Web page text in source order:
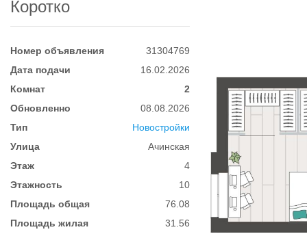
Коротко
Номер объявления
31304769
Дата подачи
16.02.2026
Комнат
2
Обновленно
08.08.2026
Тип
Новостройки
Улица
Ачинская
Этаж
4
Этажность
10
Площадь общая
76.08
Площадь жилая
31.56